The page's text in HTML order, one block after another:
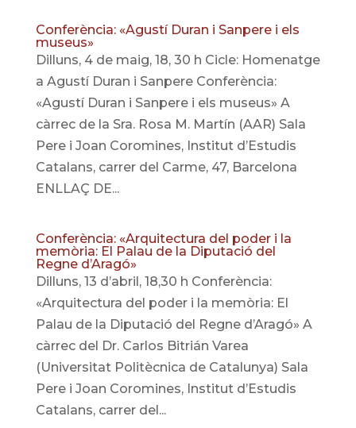
Conferència: «Agustí Duran i Sanpere i els
museus»
Dilluns, 4 de maig, 18, 30 h Cicle: Homenatge
a Agustí Duran i Sanpere Conferència:
«Agustí Duran i Sanpere i els museus» A
càrrec de la Sra. Rosa M. Martín (AAR) Sala
Pere i Joan Coromines, Institut d’Estudis
Catalans, carrer del Carme, 47, Barcelona
ENLLAÇ DE...
Conferència: «Arquitectura del poder i la
memòria: El Palau de la Diputació del
Regne d’Aragó»
Dilluns, 13 d’abril, 18,30 h Conferència:
«Arquitectura del poder i la memòria: El
Palau de la Diputació del Regne d’Aragó» A
càrrec del Dr. Carlos Bitrián Varea
(Universitat Politècnica de Catalunya) Sala
Pere i Joan Coromines, Institut d’Estudis
Catalans, carrer del...